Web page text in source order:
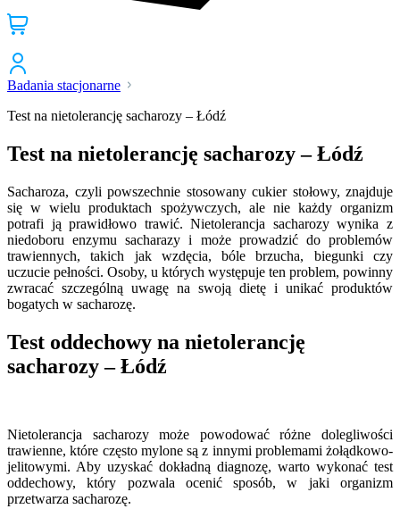
Badania stacjonarne
Test na nietolerancję sacharozy – Łódź
Test na nietolerancję sacharozy – Łódź
Sacharoza, czyli powszechnie stosowany cukier stołowy, znajduje
się w wielu produktach spożywczych, ale nie każdy organizm
potrafi ją prawidłowo trawić. Nietolerancja sacharozy wynika z
niedoboru enzymu sacharazy i może prowadzić do problemów
trawiennych, takich jak wzdęcia, bóle brzucha, biegunki czy
uczucie pełności. Osoby, u których występuje ten problem, powinny
zwracać szczególną uwagę na swoją dietę i unikać produktów
bogatych w sacharozę.
Test oddechowy na nietolerancję
sacharozy – Łódź
Nietolerancja sacharozy może powodować różne dolegliwości
trawienne, które często mylone są z innymi problemami żołądkowo-
jelitowymi. Aby uzyskać dokładną diagnozę, warto wykonać test
oddechowy, który pozwala ocenić sposób, w jaki organizm
przetwarza sacharozę.